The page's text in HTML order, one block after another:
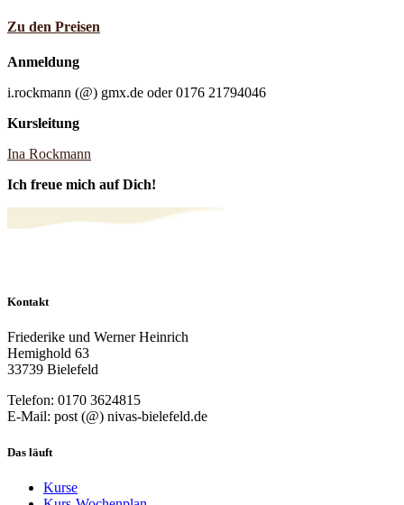
Zu den Preisen
Anmeldung
i.rockmann (@) gmx.de oder 0176 21794046
Kursleitung
Ina Rockmann
Ich freue mich auf Dich!
Kontakt
Friederike und Werner Heinrich
Hemighold 63
33739 Bielefeld
Telefon: 0170 3624815
E-Mail: post (@) nivas-bielefeld.de
Das läuft
Kurse